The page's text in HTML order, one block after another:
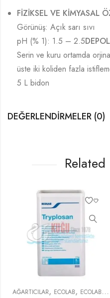
FİZİKSEL VE KİMYASAL
Görünüş: Açık sarı sıvı
pH (% 1): 1.5 – 2.5
Serin ve kuru ortamda
üste iki koliden fazla
5 L bidon
DEĞERLENDIRMELER (0)
KATKILARI
AĞARTICILAR,ECOLAB,ECOLAB TEKSTİL HİJYENİ